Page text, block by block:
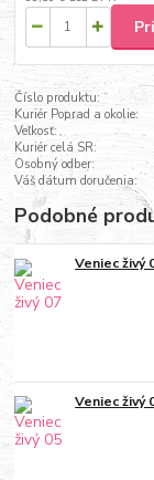
Číslo produktu:
Kuriér Poprad a okolie:
Veľkosť:
Kuriér celá SR:
Osobný odber:
Váš dátum doručenia:
Podobné
Veniec živý
Veniec živý